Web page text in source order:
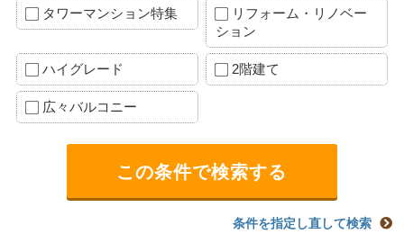
タワーマンション特集
リフォーム・リノベー
ション
ハイグレード 2階建て
広々バルコニー
条件を指定し直して検索